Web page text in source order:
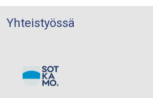
Yhteistyössä